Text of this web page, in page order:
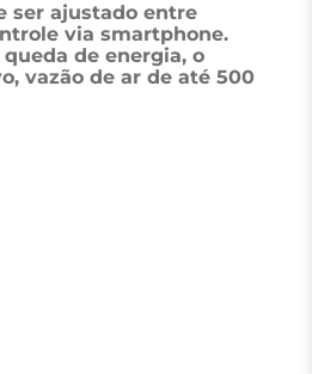
ser ajustado entre
via smartphone.
de energia, o
vazão de ar de até 500